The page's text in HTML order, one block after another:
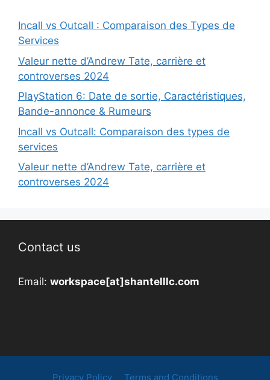
Incall vs Outcall : Comparaison des Types de
Services
Valeur nette d’Andrew Tate, carrière et
controverses 2024
PlayStation 6: Date de sortie, Caractéristiques,
Bande-annonce & Rumeurs
Incall vs Outcall: Comparaison des types de
services
Valeur nette d’Andrew Tate, carrière et
controverses 2024
Contact us
Email: workspace[at]shantelllc.com
Privacy Policy Terms and Conditions